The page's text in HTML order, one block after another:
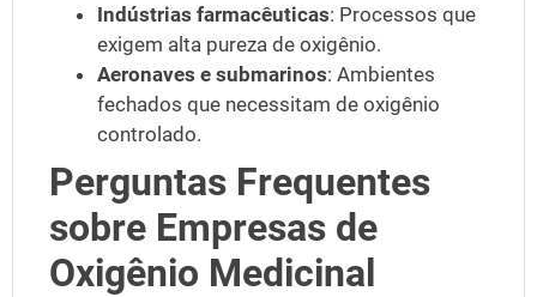
Indústrias farmacêuticas: Processos que
exigem alta pureza de oxigênio.
Aeronaves e submarinos: Ambientes
fechados que necessitam de oxigênio
controlado.
Perguntas Frequentes
sobre Empresas de
Oxigênio Medicinal